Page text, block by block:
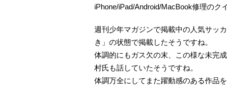
iPhone/iPad/Android/MacBook修理のク
週刊少年マガジンで掲載中の人気サッ
き」の状態で掲載したそうですね。
体調的にもガス欠の末、この様な未完
村氏も話していたそうですね。
体調万全にしてまた躍動感のある作品